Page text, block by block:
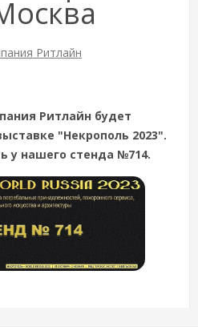
Ритлайн
Ритлайн будет
"Некрополь 2023".
у нашего стенда №714.